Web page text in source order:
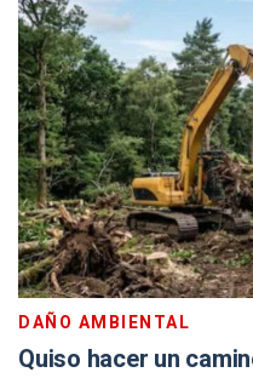
DAÑO AMBIENTAL
Quiso hacer un